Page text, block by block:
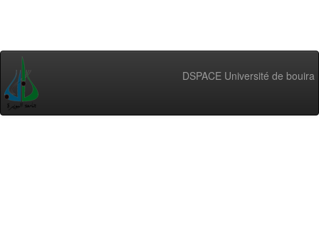
DSPACE Université de bouira